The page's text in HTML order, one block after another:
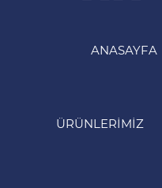
ANASAYFA
ÜRÜNLERIMIZ